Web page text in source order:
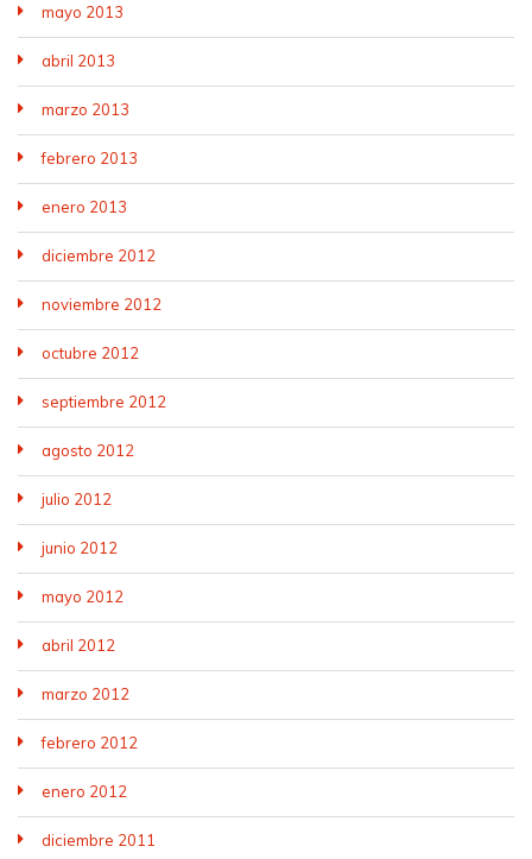
mayo 2013
abril 2013
marzo 2013
febrero 2013
enero 2013
diciembre 2012
noviembre 2012
octubre 2012
septiembre 2012
agosto 2012
julio 2012
junio 2012
mayo 2012
abril 2012
marzo 2012
febrero 2012
enero 2012
diciembre 2011